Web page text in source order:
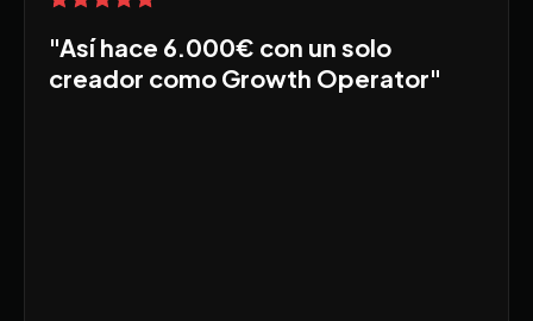
"Así hace 6.000€ con un solo
creador como Growth Operator"